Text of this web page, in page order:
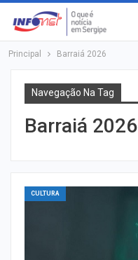
Principal Barraiá 2026
Navegação Na Tag
Barraiá 2026
CULTURA